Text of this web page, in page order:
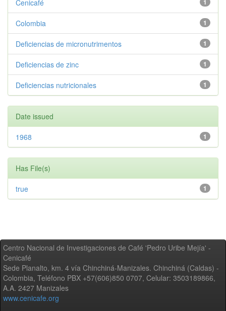
1
Cenicafé
1
Colombia
1
Deficiencias de micronutrimentos
1
Deficiencias de zinc
1
Deficiencias nutricionales
Date issued
1
1968
Has File(s)
1
true
Centro Nacional de Investigaciones de Café 'Pedro Uribe Mejía' -
Cenicafé
Sede Planalto, km. 4 vía Chinchiná-Manizales. Chinchiná (Caldas) -
Colombia, Teléfono PBX +57(606)850 0707, Celular: 3503189866,
A.A. 2427 Manizales
www.cenicafe.org